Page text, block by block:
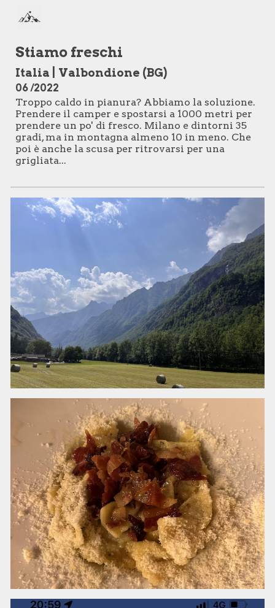
Skip to main content
Stiamo freschi
Italia Valbondione (BG)
06/2022
Troppo caldo in pianura? Abbiamo la soluzione.
Prendere il camper e spostarsi a 1000 metri per
prendere un po' di fresco. Milano e dintorni 35
gradi, ma in montagna almeno 10 in meno. Che
poi è anche la scusa per ritrovarsi per una
grigliata...